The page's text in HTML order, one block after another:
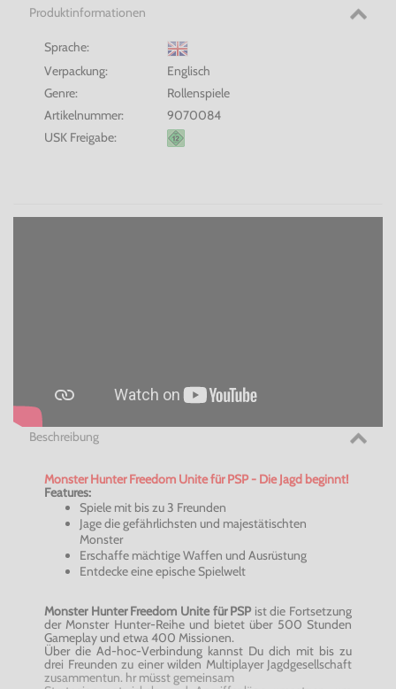
Produktinformationen
Sprache:
Verpackung:
Englisch
Genre:
Rollenspiele
Artikelnummer:
9070084
USK Freigabe:
Beschreibung
Monster Hunter Freedom Unite für PSP - Die Jagd beginnt!
Features:
Spiele mit bis zu 3 Freunden
Jage die gefährlichsten und majestätischten
Monster
Erschaffe mächtige Waffen und Ausrüstung
Entdecke eine epische Spielwelt
Monster Hunter Freedom Unite für PSP ist die Fortsetzung
der Monster Hunter-Reihe und bietet über 500 Stunden
Gameplay und etwa 400 Missionen.
Über die Ad-hoc-Verbindung kannst Du dich mit bis zu
drei Freunden zu einer wilden Multiplayer Jagdgesellschaft
zusammentun. hr müsst gemeinsam